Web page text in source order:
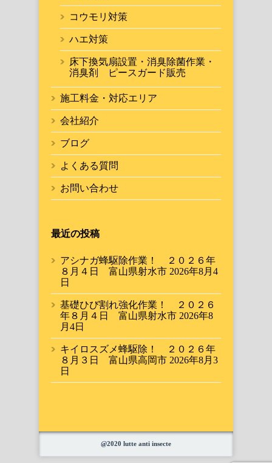
コウモリ対策
ハエ対策
床下換気扇設置・消臭除菌作業・
消臭剤 ピースガード販売
施工料金・対応エリア
会社紹介
ブログ
よくある質問
お問い合わせ
最近の投稿
アシナガ蜂駆除作業！ ２０２６年
８月４日 富山県射水市 2026年8月4
日
基礎ひび割れ強化作業！ ２０２６
年８月４日 富山県射水市 2026年8
月4日
キイロスズメ蜂駆除！ ２０２６年
８月３日 富山県高岡市 2026年8月3
日
@2020 lutte anti insecte